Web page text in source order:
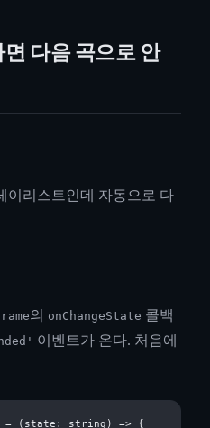
다음 곡으로 안
이리스트인데 자동으로 다
의 onChangeState 콜백
이벤트가 온다. 처음에
= (state: string) => {